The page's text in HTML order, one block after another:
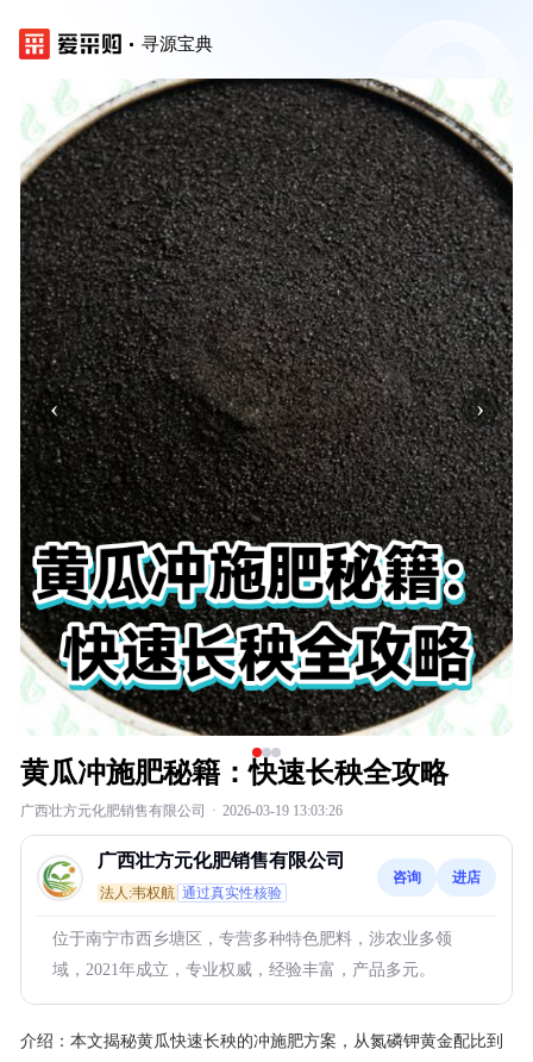
寻源宝典
‹ ›
黄瓜冲施肥秘籍：快速长秧全攻略
广西壮方元化肥销售有限公司 · 2026-03-19 13:03:26
广西壮方元化肥销售有限公司
法人:韦权航 通过真实性核验
咨询 进店
位于南宁市西乡塘区，专营多种特色肥料，涉农业多领
域，2021年成立，专业权威，经验丰富，产品多元。
介绍： 本文揭秘黄瓜快速长秧的冲施肥方案，从氮磷钾黄金配比到